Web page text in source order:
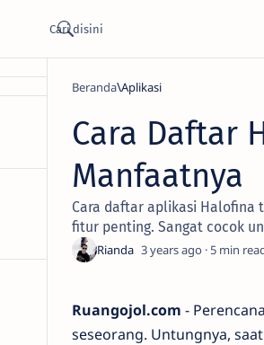
Beranda Aplikasi
Cara Daftar
Manfaatnya
Cara daftar aplikasi Halofina
fitur penting. Sangat cocok
3 years ago 5
Ruangojol.com -
seseorang. Untungnya,